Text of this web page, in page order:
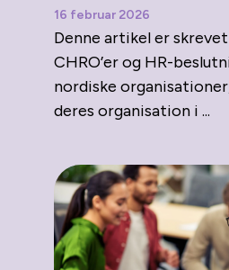
16 februar 2026
Denne artikel er
CHRO’er og HR-
nordiske
deres organisation i ...